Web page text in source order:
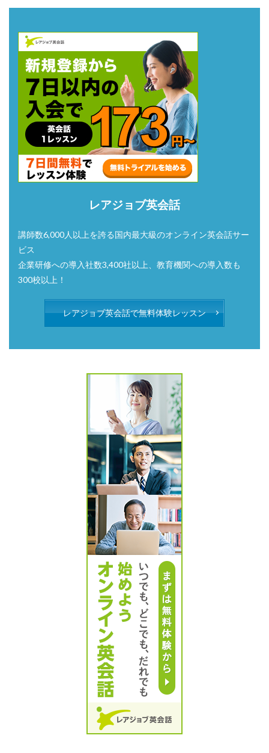
レアジョブ英会話
講師数6,000人以上を誇る国内最大級のオンライン英会話サー
ビス
企業研修への導入社数3,400社以上、教育機関への導入数も
300校以上！
レアジョブ英会話で無料体験レッスン